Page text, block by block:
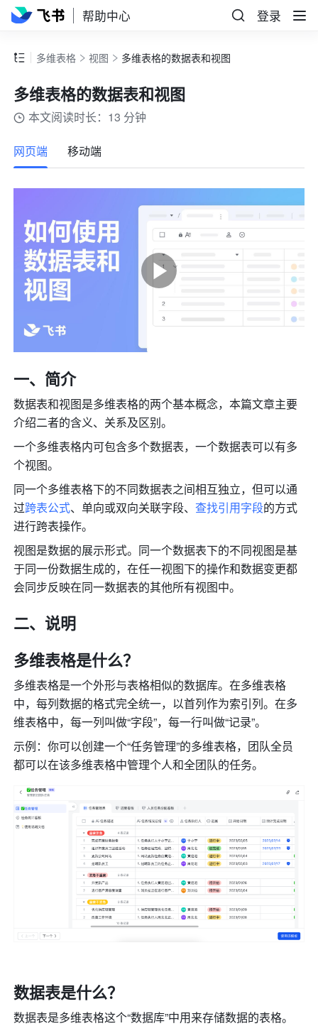
帮助中心 登录
多维表格 视图 多维表格的数据表和视图
多维表格的数据表和视图
本文阅读时长：13 分钟
网页端 移动端
一、简介
数据表和视图是多维表格的两个基本概念，本篇文章主要
介绍二者的含义、关系及区别。
一个多维表格内可包含多个数据表，一个数据表可以有多
个视图。
同一个多维表格下的不同数据表之间相互独立，但可以通
过跨表公式、单向或双向关联字段、查找引用字段的方式
进行跨表操作。
视图是数据的展示形式。 同一个数据表下的不同视图是基
于同一份数据生成的，在任一视图下的操作和数据变更都
会同步反映在同一数据表的其他所有视图中。
二、说明
多维表格是什么？
多维表格是一个外形与表格相似的数据库。在多维表格
中，每列数据的格式完全统一，以首列作为索引列。在多
维表格中，每一列叫做“字段”，每一行叫做“记录”。
示例：你可以创建一个“任务管理”的多维表格，团队全员
都可以在该多维表格中管理个人和全团队的任务。
数据表是什么？
数据表是多维表格这个“数据库”中用来存储数据的表格。